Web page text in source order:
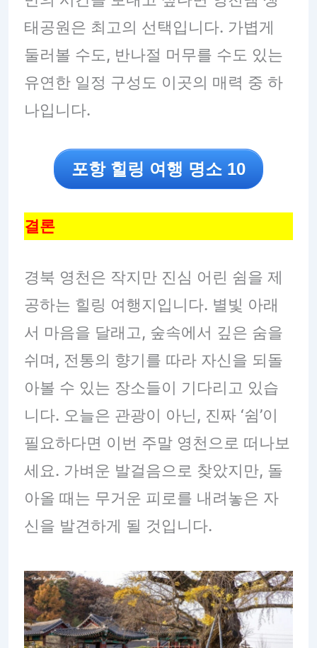
태공원은 최고의 선택입니다. 가볍게
둘러볼 수도, 반나절 머무를 수도 있는
유연한 일정 구성도 이곳의 매력 중 하
나입니다.
포항 힐링 여행 명소 10
결론
경북 영천은 작지만 진심 어린 쉼을 제
공하는 힐링 여행지입니다. 별빛 아래
서 마음을 달래고, 숲속에서 깊은 숨을
쉬며, 전통의 향기를 따라 자신을 되돌
아볼 수 있는 장소들이 기다리고 있습
니다. 오늘은 관광이 아닌, 진짜 ‘쉼’이
필요하다면 이번 주말 영천으로 떠나보
세요. 가벼운 발걸음으로 찾았지만, 돌
아올 때는 무거운 피로를 내려놓은 자
신을 발견하게 될 것입니다.